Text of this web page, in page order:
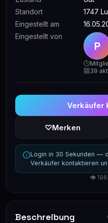
Standort
1747
Eingestellt am
Eingestellt von
P
39
Verkäufer
♡Merken
Login in 30 Sekunden —
Verkäufer kontaktieren
👁
Beschreibung